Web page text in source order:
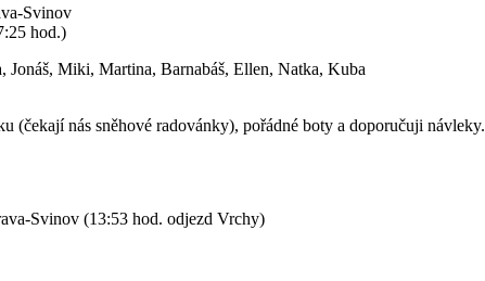
Svinov
hod.)
Jonáš, Miki, Martina, Barnabáš, Ellen, Natka, Kuba
(čekají nás sněhové radovánky), pořádné boty a doporučuji návleky.
Svinov (13:53 hod. odjezd Vrchy)